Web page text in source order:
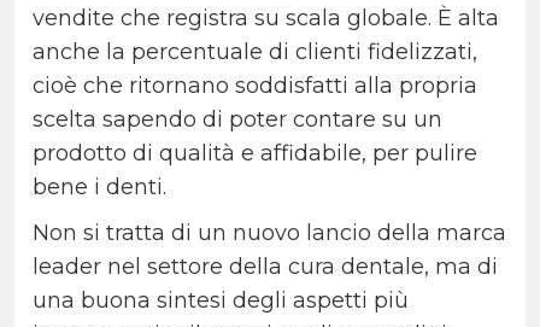
vendite che registra su scala globale. È alta
anche la percentuale di clienti fidelizzati,
cioè che ritornano soddisfatti alla propria
scelta sapendo di poter contare su un
prodotto di qualità e affidabile, per pulire
bene i denti.
Non si tratta di un nuovo lancio della marca
leader nel settore della cura dentale, ma di
una buona sintesi degli aspetti più